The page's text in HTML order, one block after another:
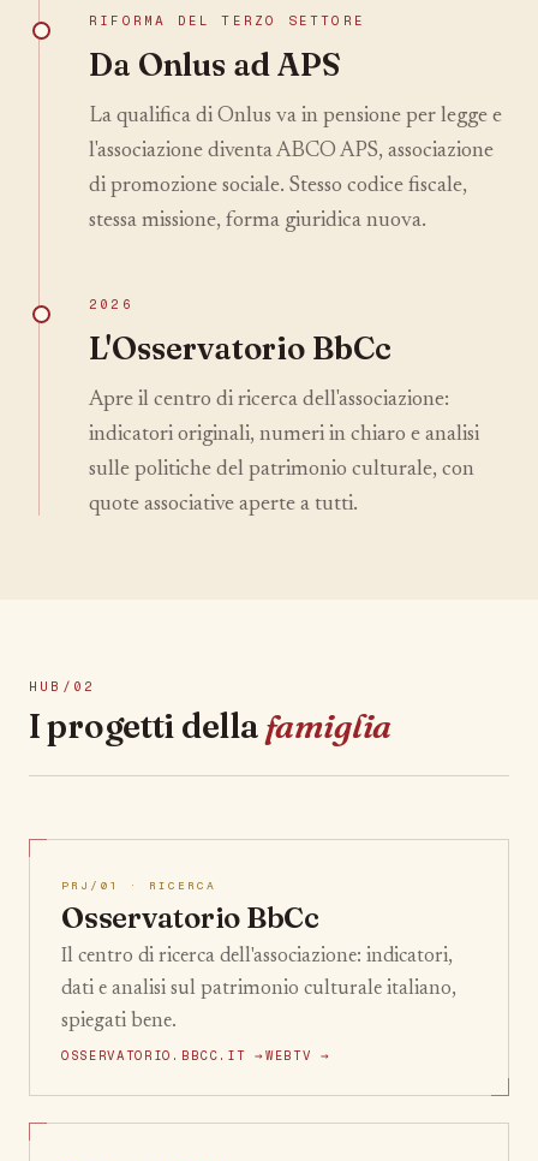
RIFORMA DEL TERZO SETTORE
Da Onlus ad APS
La qualifica di Onlus va in pensione per legge e
l'associazione diventa ABCO APS, associazione
di promozione sociale. Stesso codice fiscale,
stessa missione, forma giuridica nuova.
2026
L'Osservatorio BbCc
Apre il centro di ricerca dell'associazione:
indicatori originali, numeri in chiaro e analisi
sulle politiche del patrimonio culturale, con
quote associative aperte a tutti.
HUB/02
I progetti della famiglia
PRJ/01 · RICERCA
Osservatorio BbCc
Il centro di ricerca dell'associazione: indicatori,
dati e analisi sul patrimonio culturale italiano,
spiegati bene.
OSSERVATORIO.BBCC.IT → WEBTV →